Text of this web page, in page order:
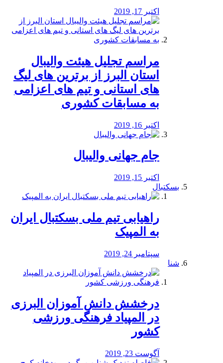
اکتبر 17, 2019
مراسم تجلیل هیئت والیبال
استان البرز از برترین های لیگ
های استانی و تیم های اعزامی
به مسابقات کشوری
اکتبر 16, 2019
جام جهانی والیبال
اکتبر 15, 2019
بسکتبال
راهیابی تیم ملی بسکتبال ایران
به المپیک
سپتامبر 24, 2019
شنا
درخشش دانش آموزان البرزی
در المپیاد فرهنگی ورزشی
کشور
آگوست 23, 2019